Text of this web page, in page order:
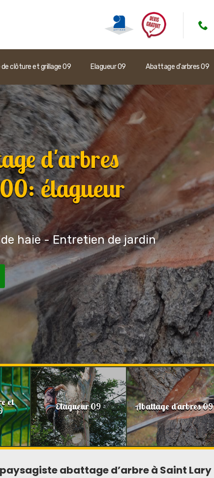
de clôture et grillage 09 Elagueur 09 Abattage d'arbres 09
d'arbres
élagueur
haie - Entretien de jardin
et Elagueur 09 Abattage d'arbres 09
abattage d’arbre à Saint Lary